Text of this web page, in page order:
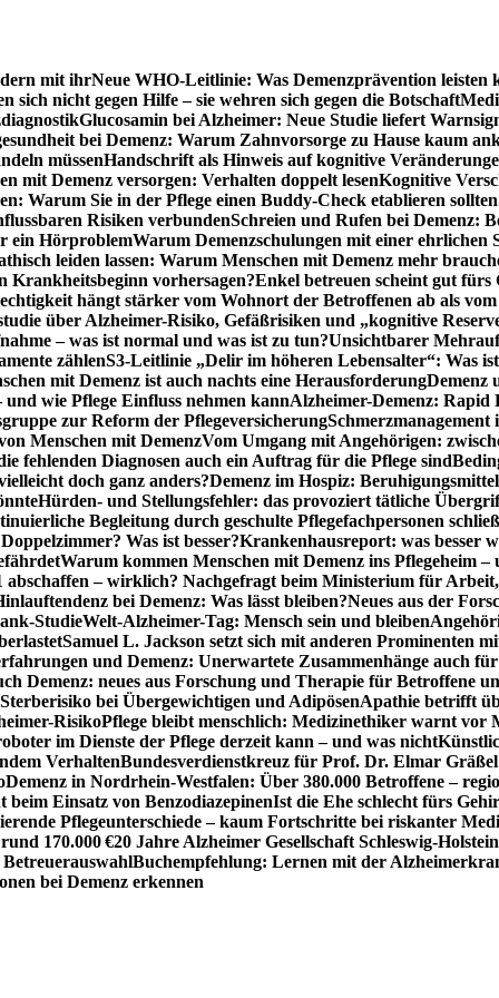
mit ihrNeue WHO-Leitlinie: Was Demenzprävention leisten
sich nicht gegen Hilfe – sie wehren sich gegen die Botschaft
Glucosamin bei Alzheimer: Neue Studie liefert
bei Demenz: Warum Zahnvorsorge zu Hause kaum
müssenHandschrift als Hinweis auf kognitive
mit Demenz versorgen: Verhalten doppelt lesenKognitive
Warum Sie in der Pflege einen Buddy-Check etablieren sollten
Risiken verbundenSchreien und Rufen bei Demenz:
ein HörproblemWarum Demenzschulungen mit einer ehrlichen
leiden lassen: Warum Menschen mit Demenz mehr
Krankheitsbeginn vorhersagen?Enkel betreuen scheint gut fürs
hängt stärker vom Wohnort der Betroffenen ab als vom
über Alzheimer-Risiko, Gefäßrisiken und „kognitive
– was ist normal und was ist zu tun?Unsichtbarer
zählenS3-Leitlinie „Delir im höheren Lebensalter“: Was
mit Demenz ist auch nachts eine HerausforderungDemenz
wie Pflege Einfluss nehmen kannAlzheimer-Demenz:
zur Reform der Pflegeversicherung
Menschen mit DemenzVom Umgang mit Angehörigen:
fehlenden Diagnosen auch ein Auftrag für die Pflege sind
doch ganz anders?Demenz im Hospiz:
Hürden- und Stellungsfehler: das provoziert tätliche
Begleitung durch geschulte Pflegefachpersonen
Was ist besser?Krankenhausreport: was besser
Warum kommen Menschen mit Demenz ins Pflegeheim
abschaffen – wirklich? Nachgefragt beim Ministerium für
bei Demenz: Was lässt bleiben?Neues aus der
StudieWelt-Alzheimer-Tag: Mensch sein und bleiben
Samuel L. Jackson setzt sich mit anderen Prominenten
und Demenz: Unerwartete Zusammenhänge auch
Demenz: neues aus Forschung und Therapie für Betroffene
bei Übergewichtigen und AdipösenApathie betrifft
RisikoPflege bleibt menschlich: Medizinethiker warnt vor
im Dienste der Pflege derzeit kann – und was nicht
VerhaltenBundesverdienstkreuz für Prof. Dr. Elmar
Demenz in Nordrhein-Westfalen: Über 380.000 Betroffene –
Einsatz von BenzodiazepinenIst die Ehe schlecht fürs
Pflegeunterschiede – kaum Fortschritte bei riskanter
170.000 €20 Jahre Alzheimer Gesellschaft Schleswig-
Buchempfehlung: Lernen mit der
bei Demenz erkennen